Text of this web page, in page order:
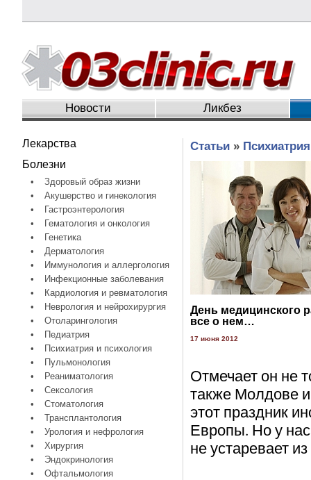
Новости Ликбез
Лекарства
Болезни
•
Здоровый образ жизни
•
Акушерство и гинекология
•
Гастроэнтерология
•
Гематология и онкология
•
Генетика
•
Дерматология
•
Иммунология и аллергология
•
Инфекционные заболевания
•
Кардиология и ревматология
•
Неврология и нейрохирургия
•
Отоларингология
•
Педиатрия
•
Психиатрия и психология
•
Пульмонология
•
Реаниматология
•
Сексология
•
Стоматология
•
Трансплантология
•
Урология и нефрология
•
Хирургия
•
Эндокринология
•
Офтальмология
Статьи»
День медицинского
все о нем…
17 июня 2012
Отмечает он не
также Молдове
этот праздник
Европы. Но у
не устаревает